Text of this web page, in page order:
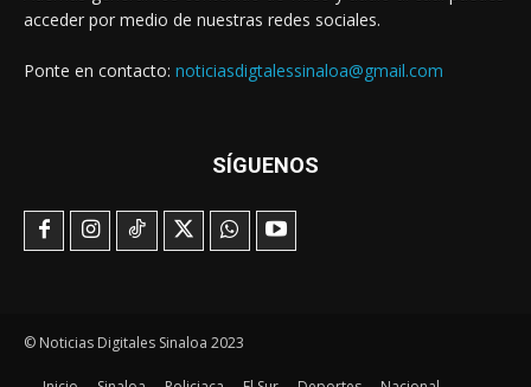
acceder por medio de nuestras redes sociales.
Ponte en contacto: noticiasdigtalessinaloa@gmail.com
SÍGUENOS
© Noticias Digitales Sinaloa 2023